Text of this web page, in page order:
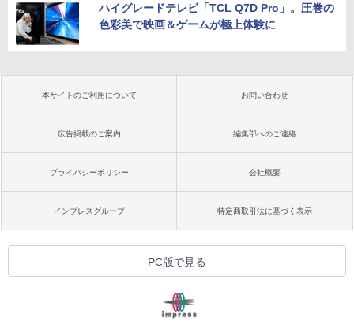
ハイグレードテレビ「TCL Q7D Pro」。圧巻の
色彩美で映画＆ゲームが極上体験に
本サイトのご利用について お問い合わせ
広告掲載のご案内 編集部へのご連絡
プライバシーポリシー 会社概要
インプレスグループ 特定商取引法に基づく表示
PC版で見る